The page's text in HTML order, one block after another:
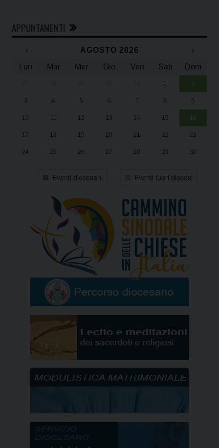
APPUNTAMENTI
‹ AGOSTO 2026
›
Lun
Mar Mer Gio Ven Sab Dom
1 2
3 4 5 6 7 8 9
10 11 12 13 14 15 16
17 18 19 20 21 22 23
24 25 26 27 28 29 30
Eventi diocesani Eventi fuori diocesi